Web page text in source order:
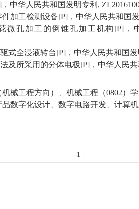
，中华人民共和国发明专利 ,
加工检测设备[P] ，中华人民共和国
微孔加工的倒锥孔加工机构 [P] ，
式全浸液转台[P] ，中华人民共和国发
及所采用的分体电极[P] ，中华人民
械工程方向）、机械工程（0802）
数字化设计、数字电路开发、计算
- 1 -